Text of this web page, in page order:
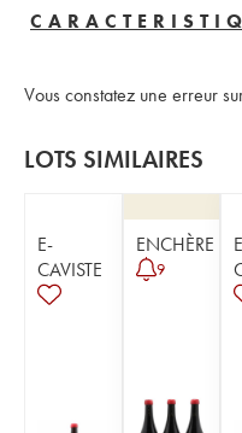
Vous constatez une erreur
LOTS SIMILAIRES
E-
CAVISTE
ENCHÈRE
9